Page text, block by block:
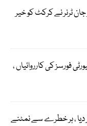
باؤلر جان ٹرنر نے کرکٹ کو خیر
فورسز کی کارروائیاں ،
، ہر خطرے سے نمٹنے